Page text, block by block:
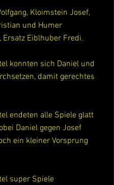
Kloimstein Josef,
und Humer
Ersatz Eiblhuber Fredi.
konnten sich Daniel und
damit gerechtes
endeten alle Spiele glatt
Daniel gegen Josef
ein kleiner Vorsprung
super Spiele